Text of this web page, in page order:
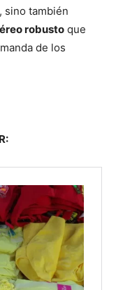
sino también
robusto que
de los